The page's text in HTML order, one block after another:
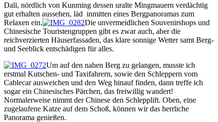
Dali, nördlich von Kunming dessen uralte Mingmauern verdächtig
gut erhalten aussehen, läd inmitten eines Bergpanoramas zum
Relaxen ein.
Die unvermeidlichen Souvenirshops und
Chinesische Touristengruppen gibt es zwar auch, aber die
reichverzierten Häuserfassaden, das klare sonnige Wetter samt Berg-
und Seeblick entschädigen für alles.
Um auf den nahen Berg zu gelangen, musste ich
erstmal Kutschen- und Taxifahrern, sowie den Schleppern vom
Cablecar ausweichen und den Weg hinauf finden, dann treffe ich
sogar ein Chinesisches Pärchen, das freiwillig wandert!
Normalerweise nimmt der Chinese den Schlepplift. Oben, eine
zugelaufene Katze auf dem Schoß, können wir das herrliche
Panorama genießen.